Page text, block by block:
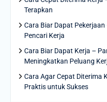
Terapkan
Cara Biar Dapat
Pencari Kerja
Cara Biar Dapat Kerja –
Meningkatkan Peluang
Cara Agar Cepat Diterima
Praktis untuk Sukses